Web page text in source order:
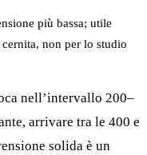
più bassa; utile
cernita, non per lo studio
nell’intervallo 200–
arrivare tra le 400 e
solida è un